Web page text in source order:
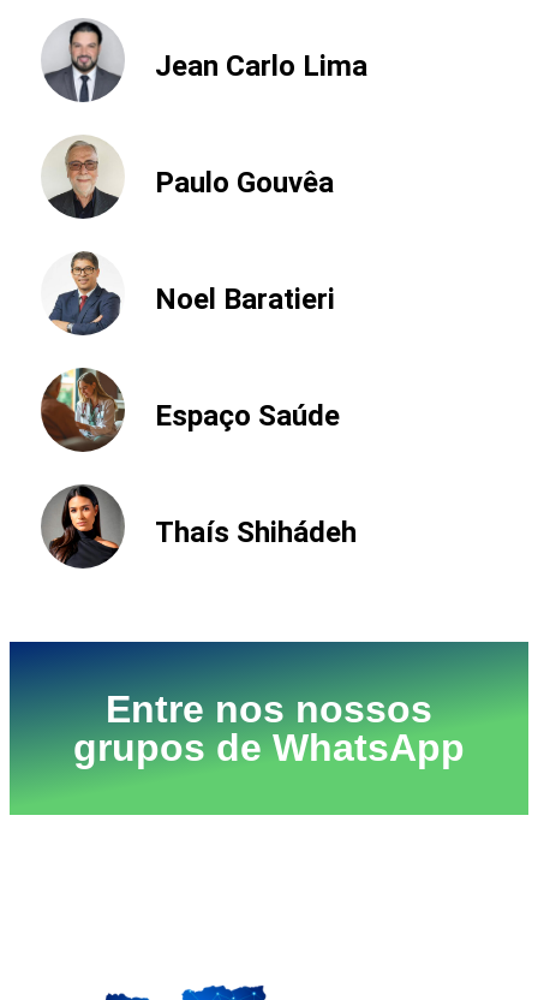
Jean Carlo Lima
Paulo Gouvêa
Noel Baratieri
Espaço Saúde
Thaís Shihádeh
Entre nos nossos
grupos de WhatsApp